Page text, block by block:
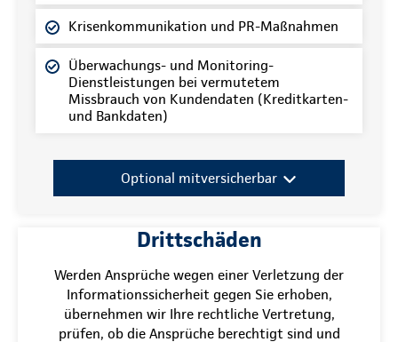
Krisenkommunikation und PR-Maßnahmen
Überwachungs- und Monitoring-
Dienstleistungen bei vermutetem
Missbrauch von Kundendaten (Kreditkarten-
und Bankdaten)
Optional mitversicherbar
Drittschäden
Werden Ansprüche wegen einer Verletzung der
Informationssicherheit gegen Sie erhoben,
übernehmen wir Ihre rechtliche Vertretung,
prüfen, ob die Ansprüche berechtigt sind und